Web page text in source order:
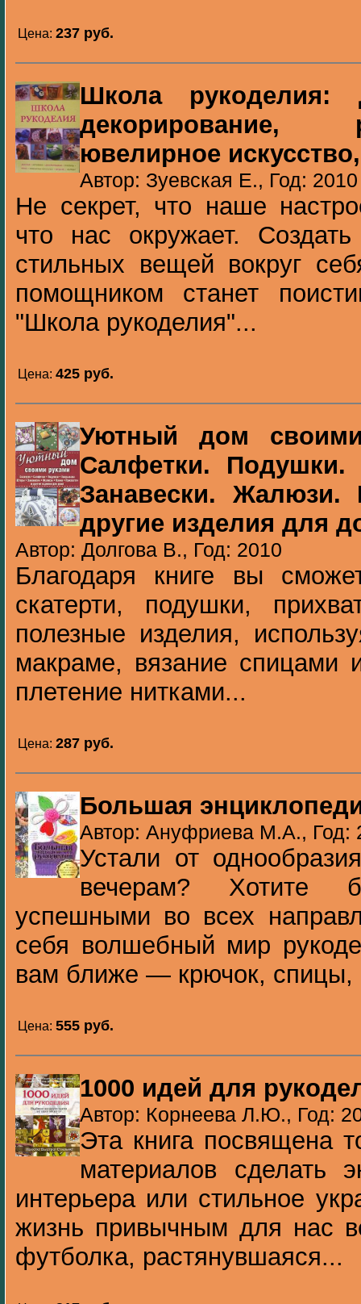
Цена: 237 pуб.
Школа рукоделия:
декорирование,
ювелирное
Автор: Зуевская Е., Год: 2010
Не секрет, что наше
что нас окружает.
стильных вещей вокруг
помощником станет
"Школа рукоделия"...
Цена: 425 pуб.
Уютный дом
Салфетки.
Занавески. Жалюзи.
другие изделия для
Автор: Долгова В., Год: 2010
Благодаря книге вы
скатерти, подушки,
полезные изделия,
макраме, вязание спицами
плетение нитками...
Цена: 287 pуб.
Большая
Автор: Ануфриева М.А., Год:
Устали от
вечерам? Хотите
успешными во всех
себя волшебный мир
вам ближе — крючок, спицы,
Цена: 555 pуб.
1000 идей для
Автор: Корнеева Л.Ю., Год:
Эта книга посвящена
материалов сделать
интерьера или стильное
жизнь привычным для нас
футболка, растянувшаяся...